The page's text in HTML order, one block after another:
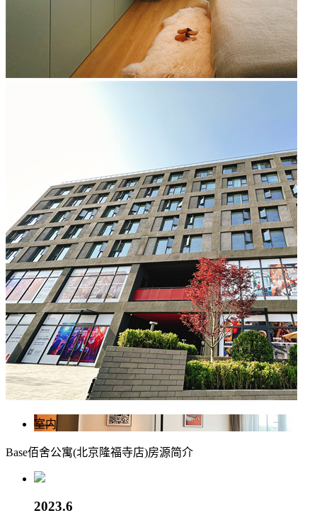
室内
Base佰舍公寓(北京隆福寺店)房源简介
2023.6